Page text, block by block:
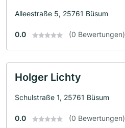
Alleestraße 5, 25761 Büsum
0.0 (0 Bewertungen)
Holger Lichty
Schulstraße 1, 25761 Büsum
0.0 (0 Bewertungen)